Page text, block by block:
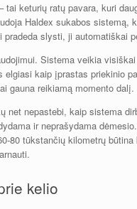
tai keturių ratų pavara, kuri
Haldex sukabos
slysti, ji automatiškai
Sistema veikia
kaip įprastas priekinio
gauna reikiamą momento dalį.
net nepastebi, kaip sistema
ir neprašydama
80 tūkstančių kilometrų
kelio